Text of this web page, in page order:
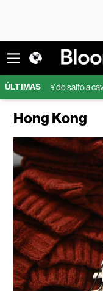
ÚLTIMASdo salto a cavalo
Hong Kong